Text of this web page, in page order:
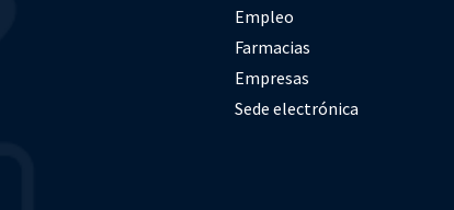
Empleo
Farmacias
Empresas
Sede electrónica